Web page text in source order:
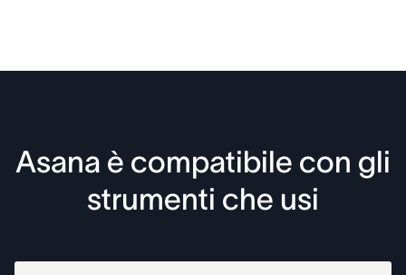
Asana è compatibile con gli
strumenti che usi